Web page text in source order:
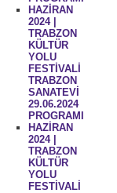
HAZİRAN
2024 |
TRABZON
KÜLTÜR
YOLU
FESTİVALİ
TRABZON
SANATEVİ
29.06.2024
PROGRAMI
HAZİRAN
2024 |
TRABZON
KÜLTÜR
YOLU
FESTİVALİ